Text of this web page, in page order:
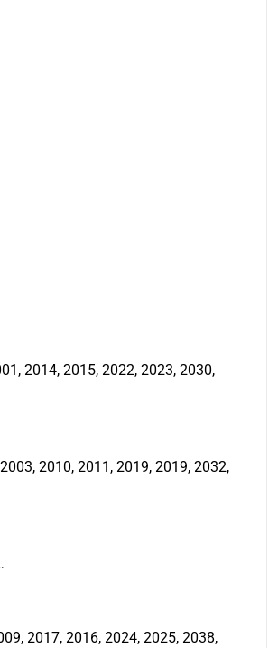
2014, 2015, 2022, 2023, 2030,
2010, 2011, 2019, 2019, 2032,
2017, 2016, 2024, 2025, 2038,